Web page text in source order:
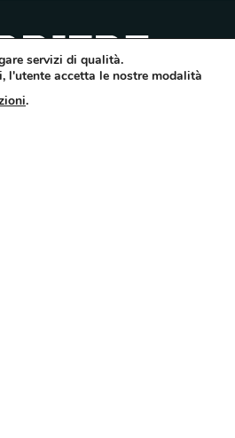
di Comunicazione al n.7671
187346 – PI/CF. Reg. naz. stampa 10218/99
servizi di qualità.
l'utente accetta le nostre modalità
.